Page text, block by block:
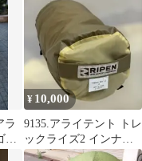
ラ
¥ 10,000
9135.アライテント トレ
ックライズ2 インナー
テントのみ